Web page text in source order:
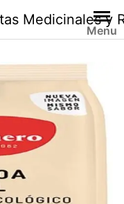
Medicinales y
Menu